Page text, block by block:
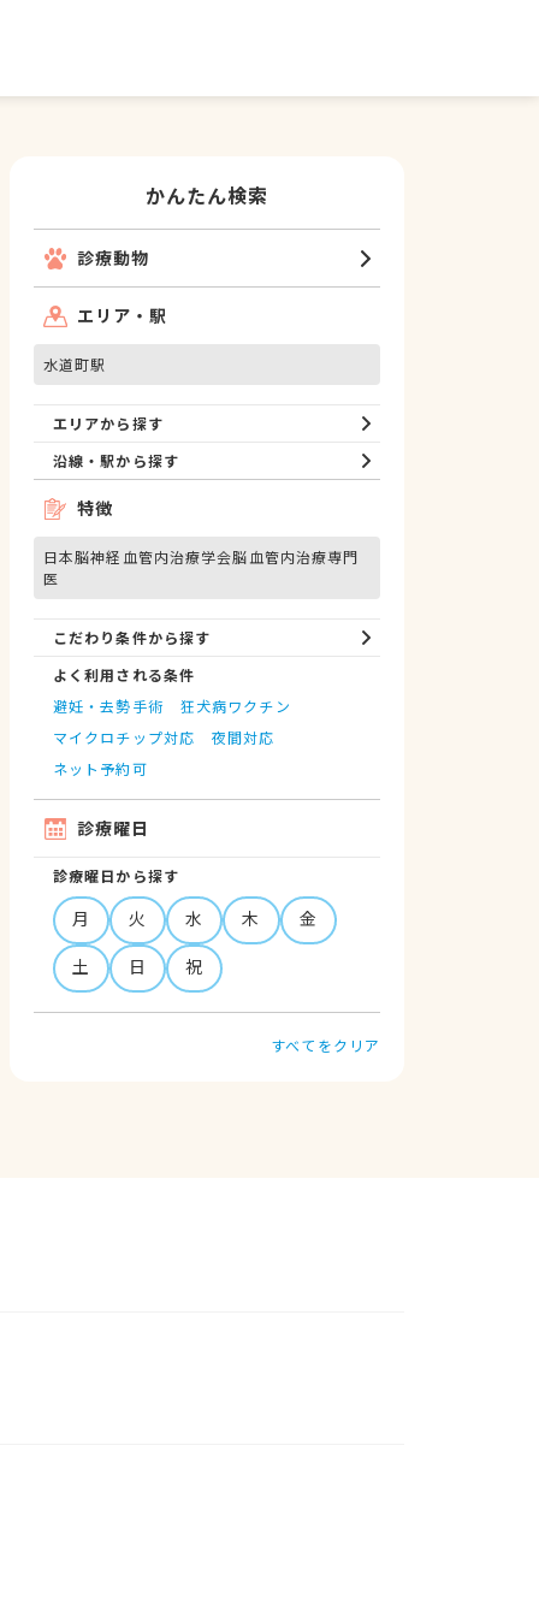
かんたん検索
診療動物
エリア・駅
水道町駅
エリアから探す
沿線・駅から探す
特徴
日本脳神経血管内治療学会脳血管内治療専門
医
こだわり条件から探す
よく利用される条件
避妊・去勢手術
狂犬病ワクチン
マイクロチップ対応
夜間対応
ネット予約可
診療曜日
診療曜日から探す
月 火 水 木
金
土
日 祝
すべてをクリア